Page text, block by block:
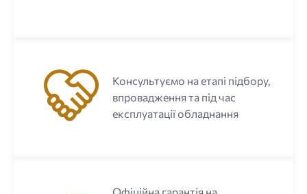
Консультуємо на етапі підбору,
впровадження та під час
експлуатації обладнання